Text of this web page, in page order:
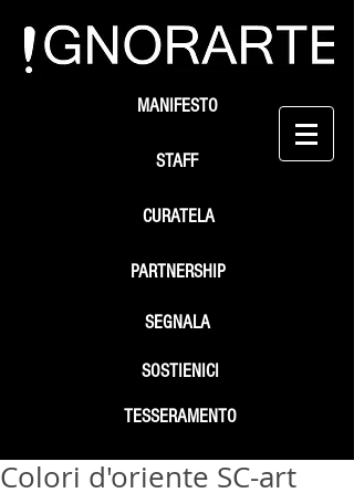
STAFF
SEGNALA
SOSTIENICI
MANIFESTO
PARTNERSHIP
TESSERAMENTO
CURATELA
Colori d'oriente SC-art